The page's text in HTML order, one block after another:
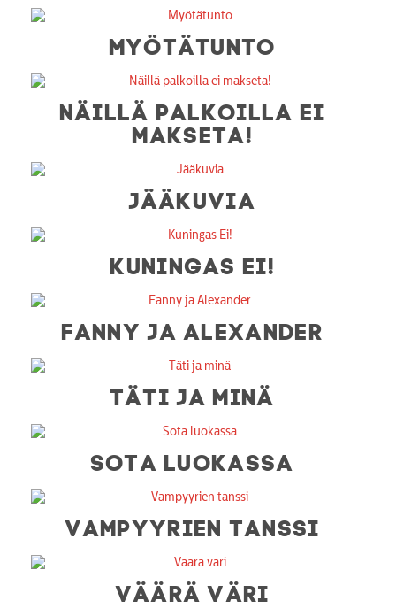
MYÖTÄTUNTO
NÄILLÄ PALKOILLA EI
MAKSETA!
JÄÄKUVIA
KUNINGAS EI!
FANNY JA ALEXANDER
TÄTI JA MINÄ
SOTA LUOKASSA
VAMPYYRIEN TANSSI
VÄÄRÄ VÄRI